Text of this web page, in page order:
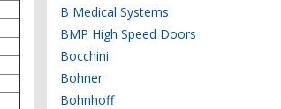
B Medical Systems
BMP High Speed Doors
Bocchini
Bohner
Bohnhoff